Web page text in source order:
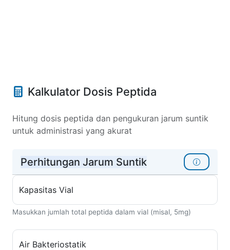
Kalkulator Dosis Peptida
Hitung dosis peptida dan pengukuran jarum suntik
untuk administrasi yang akurat
Perhitungan Jarum Suntik
Kapasitas Vial
Masukkan jumlah total peptida dalam vial (misal, 5mg)
Air Bakteriostatik